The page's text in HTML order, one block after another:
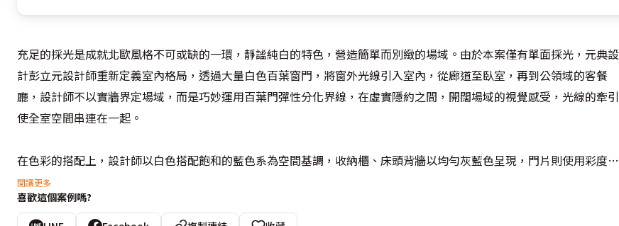
充足的採光是成就北歐風格不可或缺的一環，靜謐純白的特色，營造簡單而別緻的場域。由於本案僅有單面採光，元典設
計彭立元設計師重新定義室內格局，透過大量白色百葉窗門，將窗外光線引入室內，從廊道至臥室，再到公領域的客餐
廳，設計師不以實牆界定場域，而是巧妙運用百葉門彈性分化界線，在虛實隱約之間，開闊場域的視覺感受，光線的牽引
使全室空間串連在一起。
在色彩的搭配上，設計師以白色搭配飽和的藍色系為空間基調，收納櫃、床頭背牆以均勻灰藍色呈現，門片則使用彩度較
高的深藍，增加空間的活潑度與層次感。而對於小坪數空間最重要的收納，透過許多櫃體的設置，如電視牆、更衣室的衣
帽櫃等，彌補20坪小空間的不足。設計師解決了房屋原先採光不佳的問題，在形塑風格的同時，又能兼顧實用機能，給予
閱讀更多
喜歡這個案例嗎?